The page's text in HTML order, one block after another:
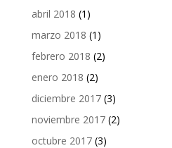
abril 2018 (1)
marzo 2018 (1)
febrero 2018 (2)
enero 2018 (2)
diciembre 2017(3)
noviembre 2017(2)
octubre 2017(3)